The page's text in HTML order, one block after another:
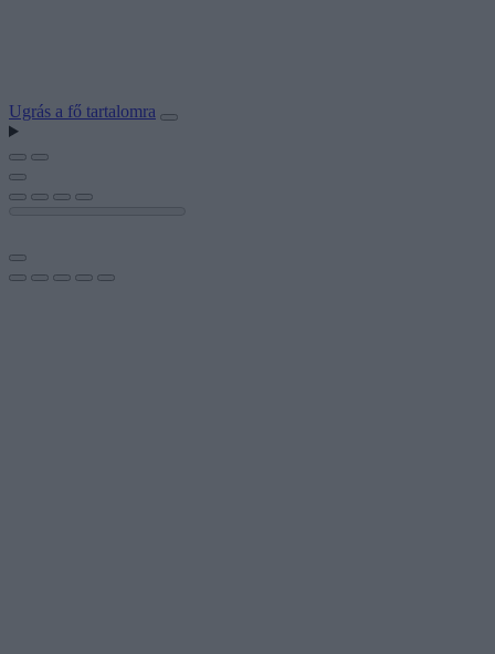
Ugrás a fő tartalomra